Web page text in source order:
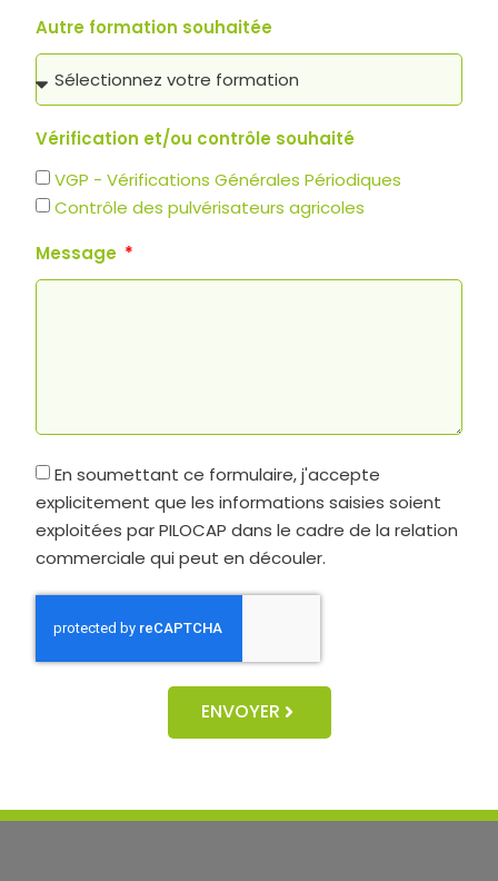
Autre formation souhaitée
Vérification et/ou contrôle souhaité
VGP - Vérifications Générales Périodiques
Contrôle des pulvérisateurs agricoles
Message
En soumettant ce formulaire, j'accepte
explicitement que les informations saisies soient
exploitées par PILOCAP dans le cadre de la relation
commerciale qui peut en découler.
ENVOYER